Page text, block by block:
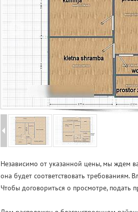
Независимо от указанной цены, мы ждем
она будет соответствовать требованиям.
Чтобы договориться о просмотре,